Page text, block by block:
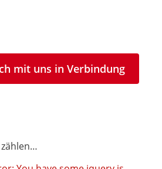
mit uns in Verbindung